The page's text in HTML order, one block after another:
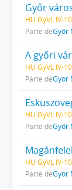
Győr
HU GyVL IV-
Parte deGyőr
A győri
HU GyVL IV-
Parte deGyőr
HU GyVL IV-
Parte deGyőr
HU GyVL IV-
Parte deGyőr